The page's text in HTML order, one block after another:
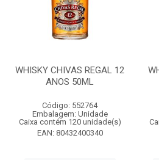
WHISKY CHIVAS REGAL 12
ANOS 50ML
Código: 552764
Embalagem: Unidade
Caixa contém 120 unidade(s)
EAN: 80432400340